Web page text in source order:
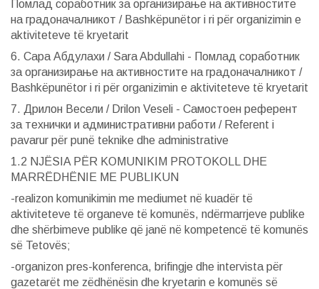
Помлад соработник за организирање на активностите
на градоначалникот / Bashkëpunëtor i ri për organizimin e
aktiviteteve të kryetarit
6. Сара Абдулахи / Sara Abdullahi - Помлад соработник
за организирање на активностите на градоначалникот /
Bashkëpunëtor i ri për organizimin e aktiviteteve të kryetarit
7. Дрилон Весели / Drilon Veseli - Самостоен референт
за технички и административни работи / Referent i
pavarur për punë teknike dhe administrative
1.2 NJËSIA PËR KOMUNIKIM PROTOKOLL DHE
MARRËDHËNIE ME PUBLIKUN
-realizon komunikimin me mediumet në kuadër të
aktiviteteve të organeve të komunës, ndërmarrjeve publike
dhe shërbimeve publike që janë në kompetencë të komunës
së Tetovës;
-organizon pres-konferenca, brifingje dhe intervista për
gazetarët me zëdhënësin dhe kryetarin e komunës së